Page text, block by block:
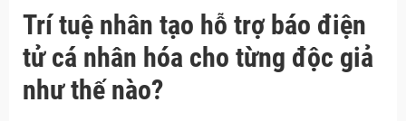
Trí tuệ nhân tạo hỗ trợ báo điện
tử cá nhân hóa cho từng độc giả
như thế nào?